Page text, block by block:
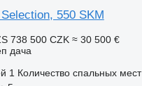
550 SKM
738 500 CZK ≈ 30 500 €
дача
1 Количество спальных мест